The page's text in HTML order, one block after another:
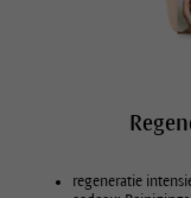
regeneratie